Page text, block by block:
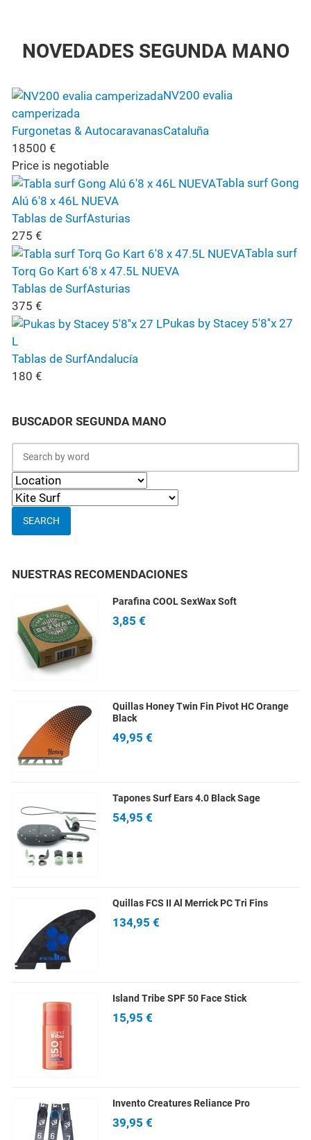
NOVEDADES SEGUNDA MANO
NV200 evalia
camperizada
Furgonetas & AutocaravanasCataluña
18500 €
Price is negotiable
Tabla surf Gong
Alú 6'8 x 46L NUEVA
Tablas de SurfAsturias
275 €
Tabla surf
Torq Go Kart 6'8 x 47.5L NUEVA
Tablas de SurfAsturias
375 €
Pukas by Stacey 5'8''x 27
L
Tablas de SurfAndalucía
180 €
BUSCADOR SEGUNDA MANO
SEARCH
NUESTRAS RECOMENDACIONES
Parafina COOL SexWax Soft
3,85 €
Quillas Honey Twin Fin Pivot HC Orange
Black
49,95 €
Tapones Surf Ears 4.0 Black Sage
54,95 €
Quillas FCS II Al Merrick PC Tri Fins
134,95 €
Island Tribe SPF 50 Face Stick
15,95 €
Invento Creatures Reliance Pro
39,95 €